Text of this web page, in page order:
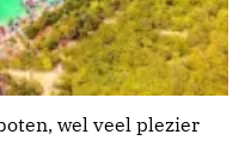
wel veel plezier